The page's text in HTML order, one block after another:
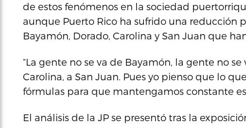
de estos fenómenos en la sociedad
aunque Puerto Rico ha sufrido una reducción
Bayamón, Dorado, Carolina y San Juan que
“La gente no se va de Bayamón, la gente no
Carolina, a San Juan. Pues yo pienso que lo
fórmulas para que mantengamos constante
El análisis de la JP se presentó tras la